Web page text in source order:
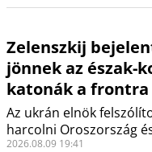
Zelenszkij
jönnek az észak-
katonák a frontra
Az ukrán elnök
harcolni Oroszország
2026.08.09 19:41